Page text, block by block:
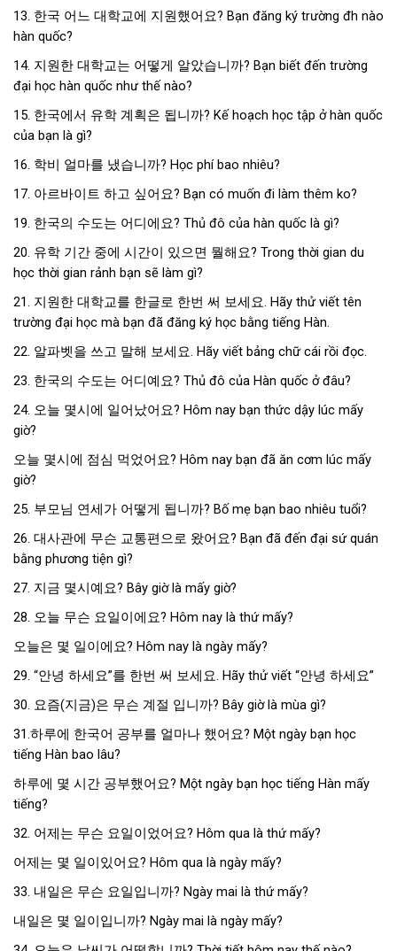
13. 한국 어느 대학교에 지원했어요? Bạn đăng ký trường đh nào
hàn quốc?
14. 지원한 대학교는 어떻게 알았습니까? Bạn biết đến trường
đại học hàn quốc như thế nào?
15. 한국에서 유학 계획은 됩니까? Kế hoạch học tập ở hàn quốc
của bạn là gì?
16. 학비 얼마를 냈습니까? Học phí bao nhiêu?
17. 아르바이트 하고 싶어요? Bạn có muốn đi làm thêm ko?
19. 한국의 수도는 어디에요? Thủ đô của hàn quốc là gì?
20. 유학 기간 중에 시간이 있으면 뭘해요? Trong thời gian du
học thời gian rảnh bạn sẽ làm gì?
21. 지원한 대학교를 한글로 한번 써 보세요. Hãy thử viết tên
trường đại học mà bạn đã đăng ký học bằng tiếng Hàn.
22. 알파벳을 쓰고 말해 보세요. Hãy viết bảng chữ cái rồi đọc.
23. 한국의 수도는 어디예요? Thủ đô của Hàn quốc ở đâu?
24. 오늘 몇시에 일어났어요? Hôm nay bạn thức dậy lúc mấy
giờ?
오늘 몇시에 점심 먹었어요? Hôm nay bạn đã ăn cơm lúc mấy
giờ?
25. 부모님 연세가 어떻게 됩니까? Bố mẹ bạn bao nhiêu tuổi?
26. 대사관에 무슨 교통편으로 왔어요? Bạn đã đến đại sứ quán
bằng phương tiện gì?
27. 지금 몇시예요? Bây giờ là mấy giờ?
28. 오늘 무슨 요일이에요? Hôm nay là thứ mấy?
오늘은 몇 일이에요? Hôm nay là ngày mấy?
29. “안녕 하세요”를 한번 써 보세요. Hãy thử viết “안녕 하세요”
30. 요즘(지금)은 무슨 계절 입니까? Bây giờ là mùa gì?
31.하루에 한국어 공부를 얼마나 했어요? Một ngày bạn học
tiếng Hàn bao lâu?
하루에 몇 시간 공부했어요? Một ngày bạn học tiếng Hàn mấy
tiếng?
32. 어제는 무슨 요일이었어요? Hôm qua là thứ mấy?
어제는 몇 일이있어요? Hôm qua là ngày mấy?
33. 내일은 무슨 요일입니까? Ngày mai là thứ mấy?
내일은 몇 일이입니까? Ngày mai là ngày mấy?